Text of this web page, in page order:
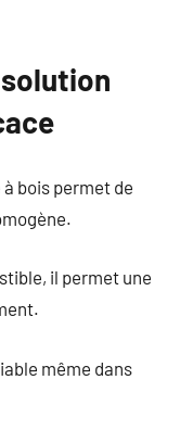
bois permet de
il permet une
même dans